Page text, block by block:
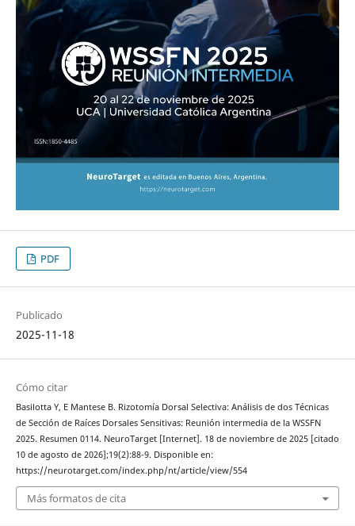
PDF
Publicado
2025-11-18
Cómo citar
Basilotta Y, E Mantese B. Rizotomía Dorsal Selectiva: Análisis de dos Técnicas
de Sección de Raíces Dorsales Sensitivas: Reunión intermedia de la WSSFN
2025. Resumen 0114. NeuroTarget [Internet]. 18 de noviembre de 2025 [citado
10 de agosto de 2026];19(2):88-9. Disponible en:
https://neurotarget.com/index.php/nt/article/view/554
Más formatos de cita